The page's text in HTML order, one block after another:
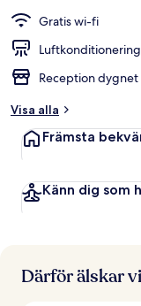
Gratis wi-fi
Luftkonditionering
Reception
Visa alla
Främsta
Känn dig som
Därför älskar